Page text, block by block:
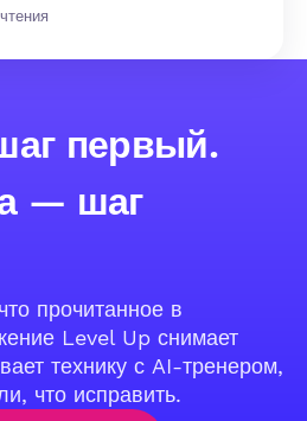
первый.
— шаг
прочитанное в
Level Up снимает
технику с AI-тренером,
что исправить.